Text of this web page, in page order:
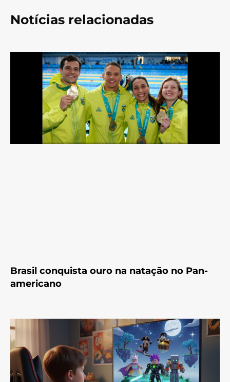
Notícias relacionadas
Brasil conquista ouro na natação no Pan-
americano